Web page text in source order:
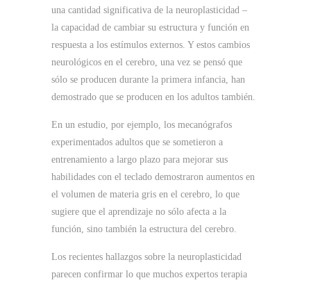
una cantidad significativa de la neuroplasticidad –
la capacidad de cambiar su estructura y función en
respuesta a los estímulos externos. Y estos cambios
neurológicos en el cerebro, una vez se pensó que
sólo se producen durante la primera infancia, han
demostrado que se producen en los adultos también.
En un estudio, por ejemplo, los mecanógrafos
experimentados adultos que se sometieron a
entrenamiento a largo plazo para mejorar sus
habilidades con el teclado demostraron aumentos en
el volumen de materia gris en el cerebro, lo que
sugiere que el aprendizaje no sólo afecta a la
función, sino también la estructura del cerebro.
Los recientes hallazgos sobre la neuroplasticidad
parecen confirmar lo que muchos expertos terapia